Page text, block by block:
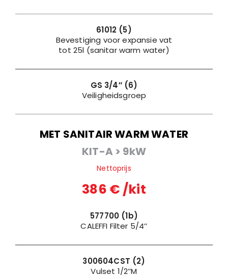
61012 (5)
Bevestiging voor expansie vat
tot 25l (sanitar warm water)
GS 3/4″(6)
Veiligheidsgroep
MET SANITAIR WARM WATER
KIT-A > 9kW
Nettoprijs
386 € /kit
577700 (1b)
CALEFFI Filter 5/4’’
300604CST (2)
Vulset 1/2’’M